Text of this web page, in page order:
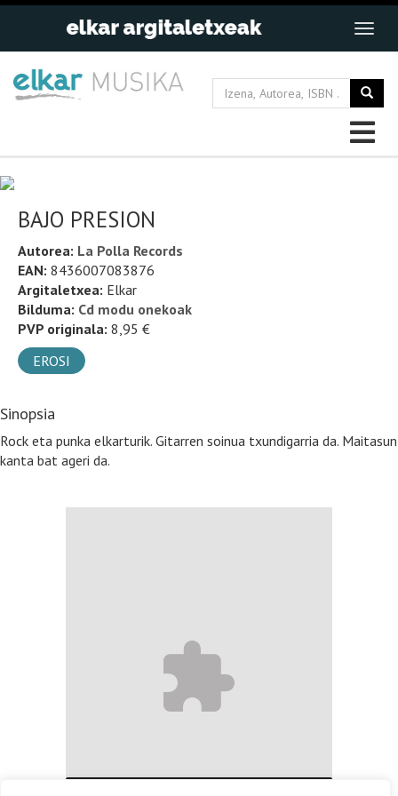
BAJO PRESION
Autorea: La Polla Records
EAN: 8436007083876
Argitaletxea: Elkar
Bilduma: Cd modu onekoak
PVP originala: 8,95 €
EROSI
Sinopsia
Rock eta punka elkarturik. Gitarren soinua txundigarria da. Maitasun
kanta bat ageri da.